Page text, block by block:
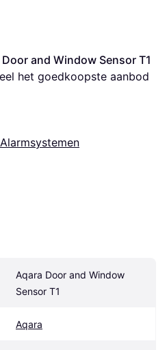
Door and Window Sensor T1
het goedkoopste aanbod
Aqara Door and Window
Sensor T1
Aqara